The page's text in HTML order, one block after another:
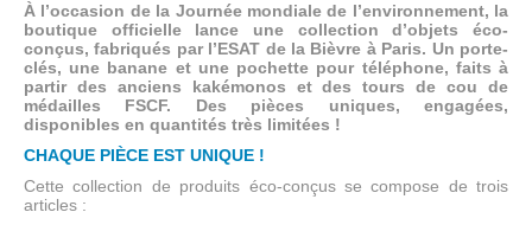
À l’occasion de la Journée mondiale de l’environnement, la
boutique officielle lance une collection d’objets éco-
conçus, fabriqués par l’ESAT de la Bièvre à Paris. Un porte-
clés, une banane et une pochette pour téléphone, faits à
partir des anciens kakémonos et des tours de cou de
médailles FSCF. Des pièces uniques, engagées,
disponibles en quantités très limitées !
CHAQUE PIÈCE EST UNIQUE !
Cette collection de produits éco-conçus se compose de trois
articles :